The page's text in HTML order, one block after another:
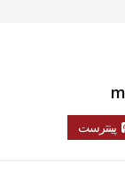
پینترست